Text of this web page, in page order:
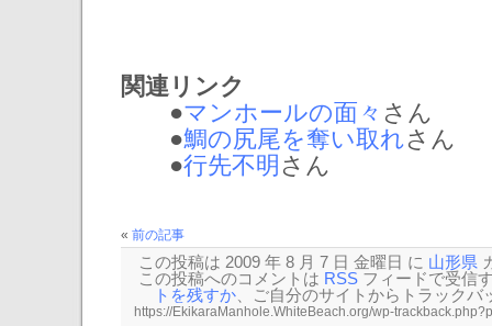
関連リンク
●マンホールの面々 さん
●鯛の尻尾を奪い取れさん
●行先不明 さん
« 前の記事
この投稿は 2009 年 8 月 7 日 金曜日 に 山形県
この投稿へのコメントは RSS フィードで受信
トを残すか 、ご自分のサイトから トラックバ